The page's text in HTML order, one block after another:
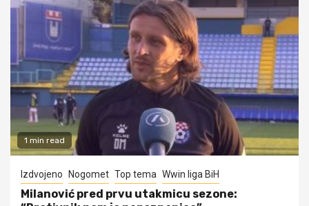
1 min read
Izdvojeno Nogomet Top tema Wwin liga BiH
Milanović pred prvu utakmicu sezone: